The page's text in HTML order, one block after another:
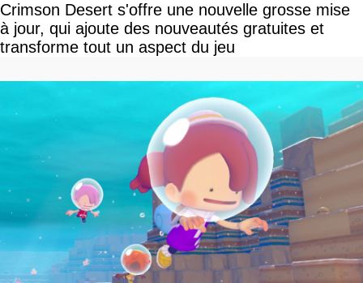
Crimson Desert s'offre une nouvelle grosse mise
à jour, qui ajoute des nouveautés gratuites et
transforme tout un aspect du jeu